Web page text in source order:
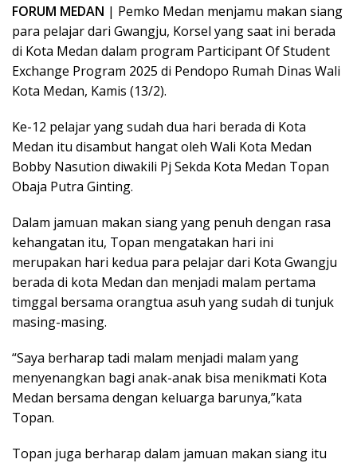
FORUM MEDAN | Pemko Medan menjamu makan siang
para pelajar dari Gwangju, Korsel yang saat ini berada
di Kota Medan dalam program Participant Of Student
Exchange Program 2025 di Pendopo Rumah Dinas Wali
Kota Medan, Kamis (13/2).
Ke-12 pelajar yang sudah dua hari berada di Kota
Medan itu disambut hangat oleh Wali Kota Medan
Bobby Nasution diwakili Pj Sekda Kota Medan Topan
Obaja Putra Ginting.
Dalam jamuan makan siang yang penuh dengan rasa
kehangatan itu, Topan mengatakan hari ini
merupakan hari kedua para pelajar dari Kota Gwangju
berada di kota Medan dan menjadi malam pertama
timggal bersama orangtua asuh yang sudah di tunjuk
masing-masing.
“Saya berharap tadi malam menjadi malam yang
menyenangkan bagi anak-anak bisa menikmati Kota
Medan bersama dengan keluarga barunya,”kata
Topan.
Topan juga berharap dalam jamuan makan siang itu